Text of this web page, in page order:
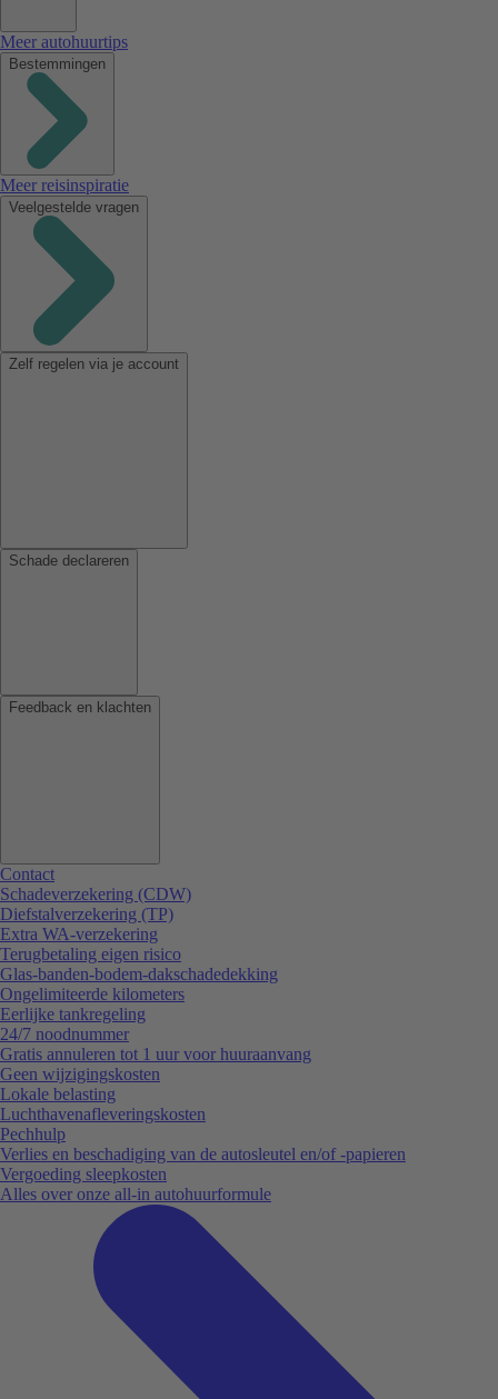
Meer autohuurtips
Bestemmingen
Meer reisinspiratie
Veelgestelde vragen
Zelf regelen via je account
Schade declareren
Feedback en klachten
Contact
Schadeverzekering (CDW)
Diefstalverzekering (TP)
Extra WA-verzekering
Terugbetaling eigen risico
Glas-banden-bodem-dakschadedekking
Ongelimiteerde kilometers
Eerlijke tankregeling
24/7 noodnummer
Gratis annuleren tot 1 uur voor huuraanvang
Geen wijzigingskosten
Lokale belasting
Luchthavenafleveringskosten
Pechhulp
Verlies en beschadiging van de autosleutel en/of -papieren
Vergoeding sleepkosten
Alles over onze all-in autohuurformule